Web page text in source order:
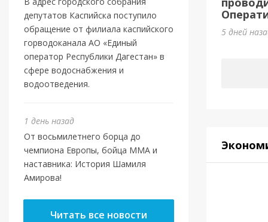
депутатов Каспийска поступило
обращение от филиала каспийского
горводоканала АО «Единый
оператор Республики Дагестан» в
сфере водоснабжения и
водоотведения.
1 день назад
От восьмилетнего борца до
чемпиона Европы, бойца ММА и
наставника: История Шамиля
Амирова!
Читать все новости
5 дней